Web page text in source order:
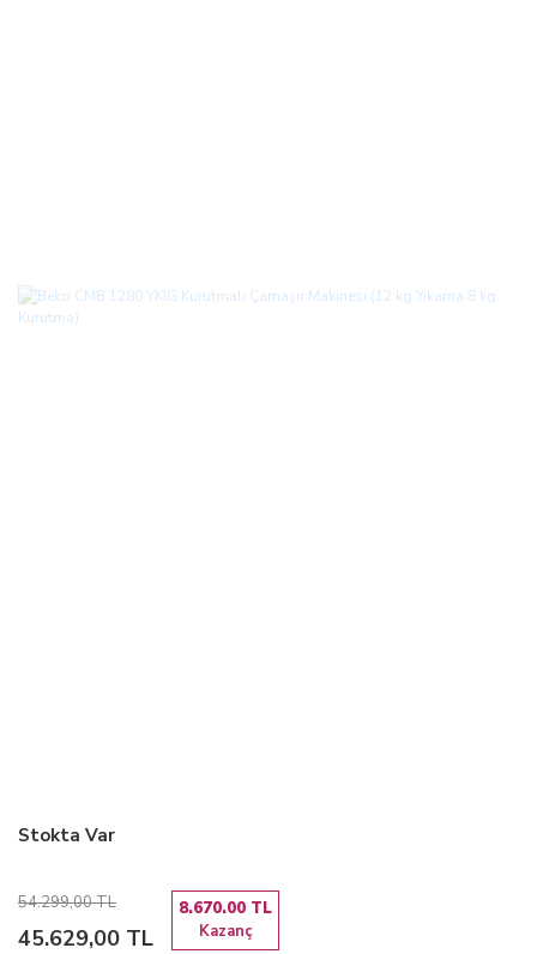
Stokta Var
45.629,00 TL
54.299,00 TL
Kazanç
8.670.00 TL